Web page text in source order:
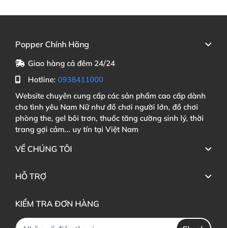
Popper Chính Hãng
Giao hàng cả đêm 24/24
Hotline: 0938411000
Website chuyên cung cấp các sản phẩm cao cấp dành
cho tình yêu Nam Nữ như đồ chơi người lớn, đồ chơi
phòng the, gel bôi trơn, thuốc tăng cường sinh lý, thời
trang gợi cảm... uy tín tại Việt Nam
VỀ CHÚNG TÔI
HỖ TRỢ
KIỂM TRA ĐƠN HÀNG